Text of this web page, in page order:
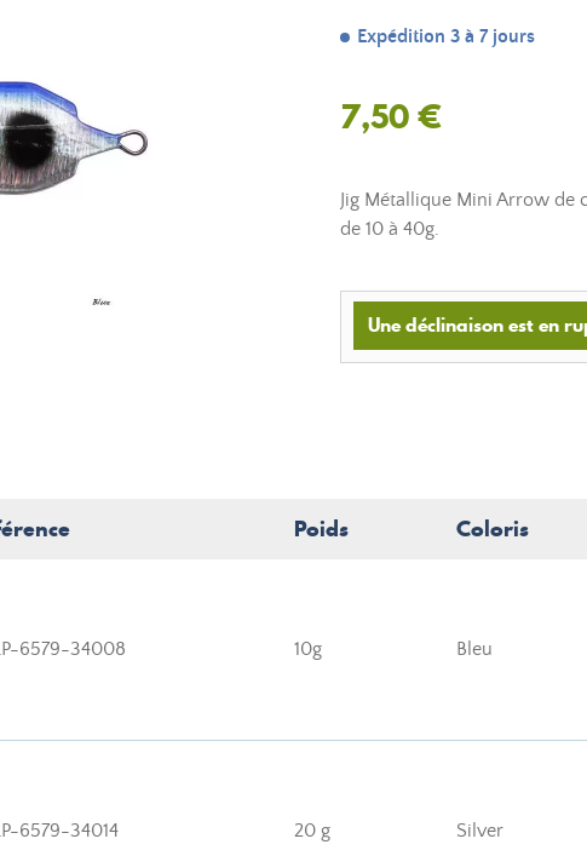
Expédition 3 à 7 jours
7,50 €
Jig Métallique Mini Arrow de
de 10 à 40g.
Une déclinaison est en
Poids Coloris
6579-34008 10g Bleu
6579-34014 20 g Silver